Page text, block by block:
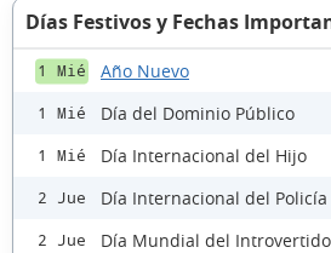
Días Festivos y Fechas
1 Mié Año Nuevo
1 Mié Día del Dominio Público
1 Mié Día Internacional del Hijo
2 Jue Día Internacional del Policía
2 Jue Día Mundial del Introvertido